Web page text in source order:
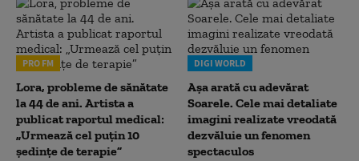
PRO FM
Lora, probleme de sănătate
la 44 de ani. Artista a
publicat raportul medical:
„Urmează cel puțin 10
ședințe de terapie”
DIGI WORLD
Așa arată cu adevărat
Soarele. Cele mai detaliate
imagini realizate vreodată
dezvăluie un fenomen
spectaculos